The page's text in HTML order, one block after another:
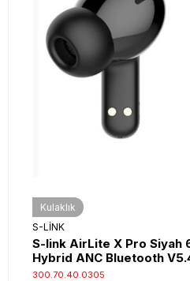
Kulaklık
S-LİNK
S-link AirLite X Pro Siyah
Hybrid ANC Bluetooth
Kulaklık
300.70.40.0305